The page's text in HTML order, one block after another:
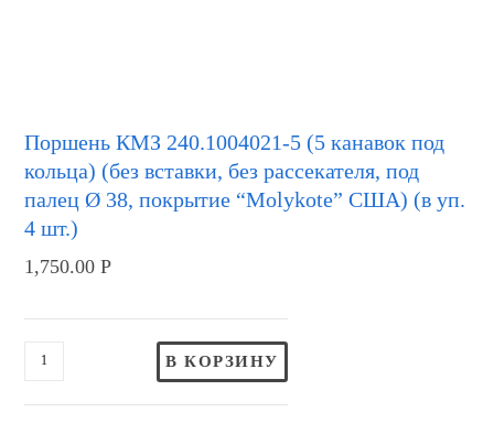
Поршень КМЗ 240.1004021-5 (5 канавок под
кольца) (без вставки, без рассекателя, под
палец Ø 38, покрытие “Molykote” США) (в уп.
4 шт.)
1,750.00Р
В КОРЗИНУ